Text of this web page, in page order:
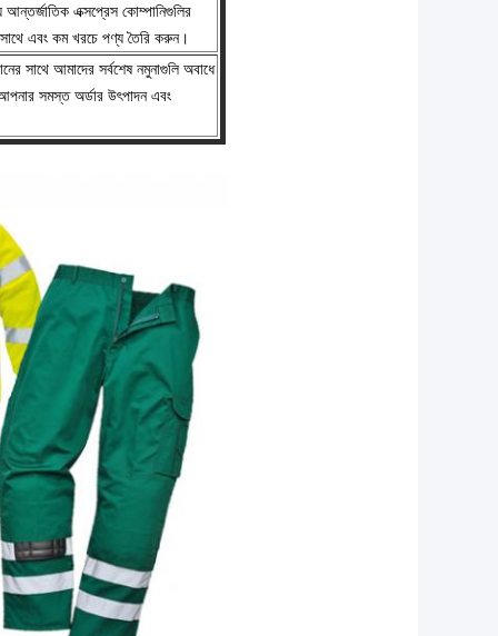
এক্সপ্রেস কোম্পানিগুলির
এবং কম খরচে পণ্য তৈরি করুন।
সাথে আমাদের সর্বশেষ নমুনাগুলি অবাধে
সমস্ত অর্ডার উৎপাদন এবং